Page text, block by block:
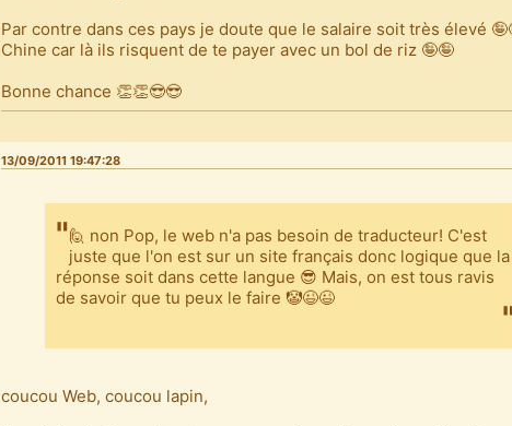
Par contre dans ces pays je doute que le salaire soit très élevé
Chine car là ils risquent de te payer avec un bol de riz 🤪🤪
Bonne chance 👏👏😎😎
13/09/2011 19:47:28
🙋 non Pop, le web n'a pas besoin de traducteur! C'est
juste que l'on est sur un site français donc logique que la
réponse soit dans cette langue 😎 Mais, on est tous ravis
de savoir que tu peux le faire 🤡😉😉
coucou Web, coucou lapin,